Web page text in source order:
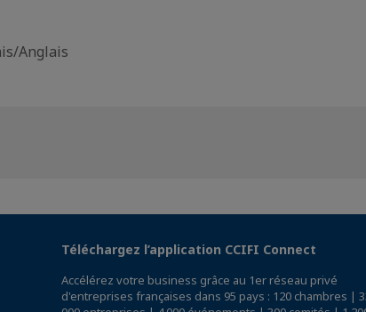
Anglais
Téléchargez l’application CCIFI Connect
Accélérez votre business grâce au 1er réseau privé
d'entreprises françaises dans 95 pays : 120 chambres |